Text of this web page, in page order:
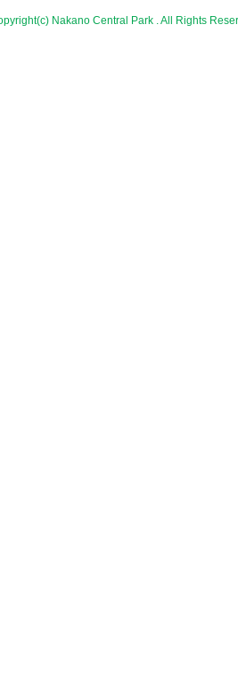
Nakano Central Park . All Rights